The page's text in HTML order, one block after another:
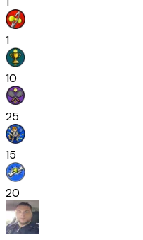
1
10
25
15
20